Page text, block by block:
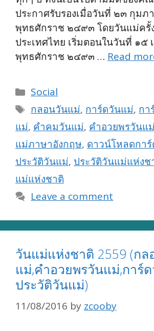
ประกาศรับรองเมื่อวันที่ ๒๓ กุมภ
พุทธศักราช ๒๔๙๓ โดยวันแม่ครั้
ประเทศไทย เริ่มตอนในวันที่ ๑๕
พุทธศักราช ๒๔๙๓ … Read
Categories
Social
Tags
กลอนวันแม่, การ์ดวันแม่, กา
แม่, คำคมวันแม่, คำอวยพรวันแม่
แม่ภาษาอังกฤษ, ดาวน์โหลดกา
ประวัติวันแม่, ประวัติวันแม่แห่งช
แม่แห่งชาติ
Leave a comment
วันแม่แห่งชาติ 2559 (ก
แม่,คำอวยพรวันแม่,การ์
ประวัติวันแม่)
11/08/2016 by zcooby